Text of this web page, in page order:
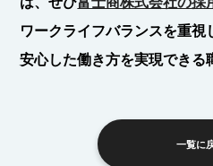
ワークライフバランスを重
安心した働き方を実現できる
一覧に